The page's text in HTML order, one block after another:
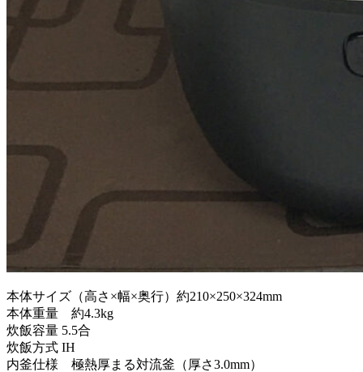
本体サイズ（高さ×幅×奥行）約210×250×324mm
本体重量 約4.3kg
炊飯容量 5.5合
炊飯方式 IH
内釜仕様 極熱厚まる対流釜（厚さ3.0mm）